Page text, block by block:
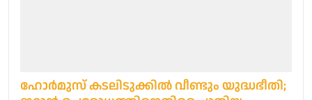
ഹോര്‍മുസ് കടലിടുക്കില്‍ വീണ്ടും യുദ്ധഭീതി;